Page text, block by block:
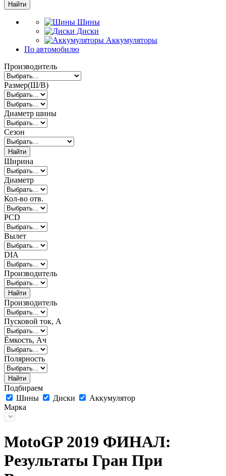
Найти
Шины
Диски
Аккумуляторы
По автомобилю
Производитель
Размер(Ш/В)
Диаметр шины
Сезон
Найти
Ширина
Диаметр
Кол-во отв.
PCD
Вылет
DIA
Производитель
Найти
Производитель
Пусковой ток, А
Ёмкость, Ач
Полярность
Найти
Подбираем
Шины
Диски
Аккумулятор
Марка
MotoGP 2019 ФИНАЛ:
Результаты Гран При